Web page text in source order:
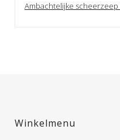
Ambachtelijke scheerzeep
Winkelmenu